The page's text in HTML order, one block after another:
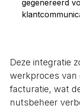
gegenereerd
Deze integratie
werkproces van
facturatie, wat
nutsbeheer